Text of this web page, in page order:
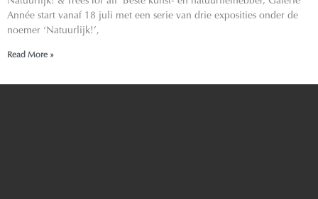
Année start vanaf 18 juli met een serie van drie exposities onder de
noemer ‘Natuurlijk!’,
Read More »